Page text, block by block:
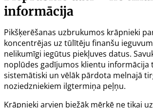
informācija
Pikšķerēšanas uzbrukumos krāpnieki
koncentrējas uz tūlītēju finanšu
nelikumīgi iegūtus piekļuves datus.
noplūdes gadījumos klientu informācija
sistemātiski un vēlāk pārdota melnajā
noziedzniekiem ilgtermiņa peļņu.
Krāpnieki arvien biežāk mērķē ne tikai